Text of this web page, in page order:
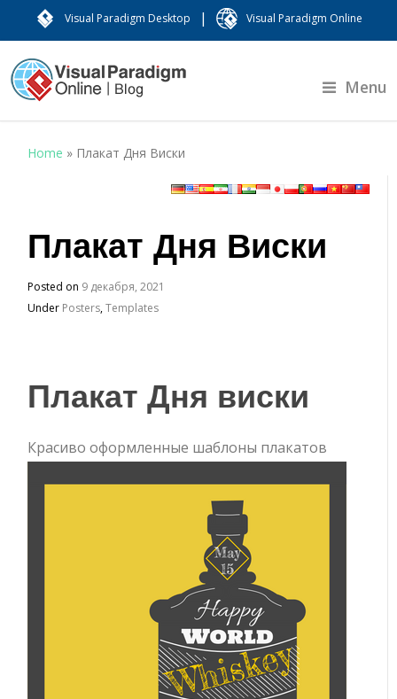
Visual Paradigm Desktop | Visual Paradigm Online
Menu
Home » Плакат Дня Виски
Плакат Дня Виски
Posted on 9 декабря, 2021
Under Posters,Templates
Плакат Дня виски
Красиво оформленные шаблоны плакатов